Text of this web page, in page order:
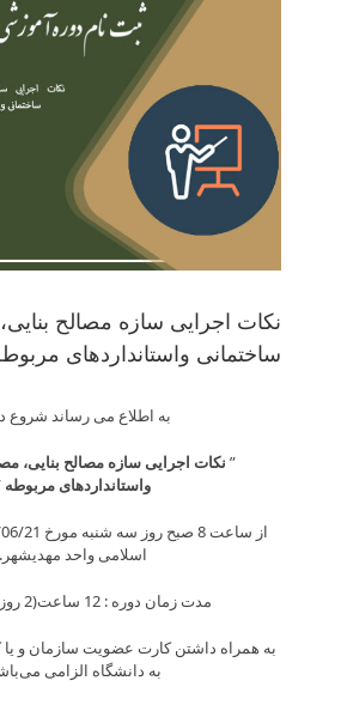
نکات اجرایی سازه مصالح
ساختمانی واستانداردهای
به اطلاع می رساند شروع
” نکات اجرایی سازه مصالح بنایی،
واستانداردهای مربوطه
اسلامی واحد مهدیشهر.
مدت زمان دوره : 12 ساعت(2 روز) می‌باشد.
به همراه داشتن کارت عضویت سازمان و
به دانشگاه الزامی